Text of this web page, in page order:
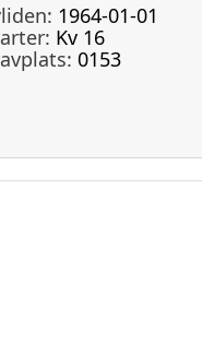
1964-01-01
Kv 16
0153